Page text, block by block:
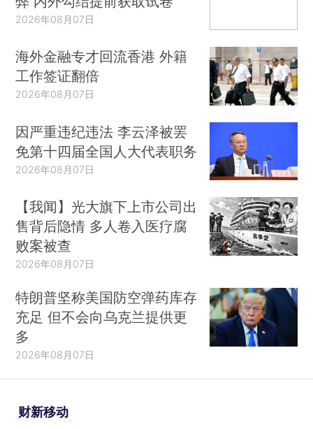
2026年08月07日
海外金融专才回流香港 外籍
工作签证翻倍
2026年08月07日
因严重违纪违法 李云泽被罢
免第十四届全国人大代表职务
2026年08月07日
【我闻】光大旗下上市公司出
售背后隐情 多人卷入医疗腐
败案被查
2026年08月07日
特朗普坚称美国防空弹药库存
充足 但不会向乌克兰提供更
多
2026年08月07日
财新移动